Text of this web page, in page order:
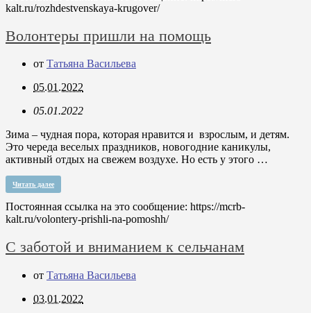
kalt.ru/rozhdestvenskaya-krugover/
Волонтеры пришли на помощь
от Татьяна Васильева
05.01.2022
05.01.2022
Зима – чудная пора, которая нравится и взрослым, и детям.
Это череда веселых праздников, новогодние каникулы,
активный отдых на свежем воздухе. Но есть у этого …
Читать далее
Постоянная ссылка на это сообщение: https://mcrb-
kalt.ru/volontery-prishli-na-pomoshh/
С заботой и вниманием к сельчанам
от Татьяна Васильева
03.01.2022